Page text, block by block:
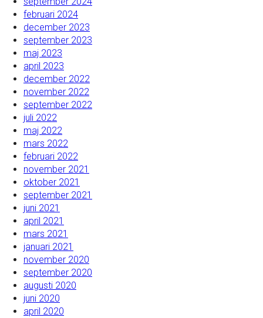
februari 2024
december 2023
september 2023
maj 2023
april 2023
december 2022
november 2022
september 2022
juli 2022
maj 2022
mars 2022
februari 2022
november 2021
oktober 2021
september 2021
juni 2021
april 2021
mars 2021
januari 2021
november 2020
september 2020
augusti 2020
juni 2020
april 2020